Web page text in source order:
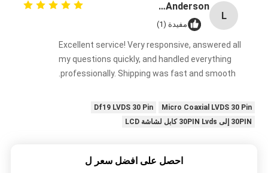
L
Lisa Anderson
مفيدة (1)
Excellent service! Very responsive, answered all
my questions quickly, and handled everything
professionally. Shipping was fast and smooth.
Micro Coaxial LVDS 30 Pin
Df19 LVDS 30 Pin
30PIN إلى 30PIN Lvds كابل لشاشة LCD
احصل على افضل سعر ل